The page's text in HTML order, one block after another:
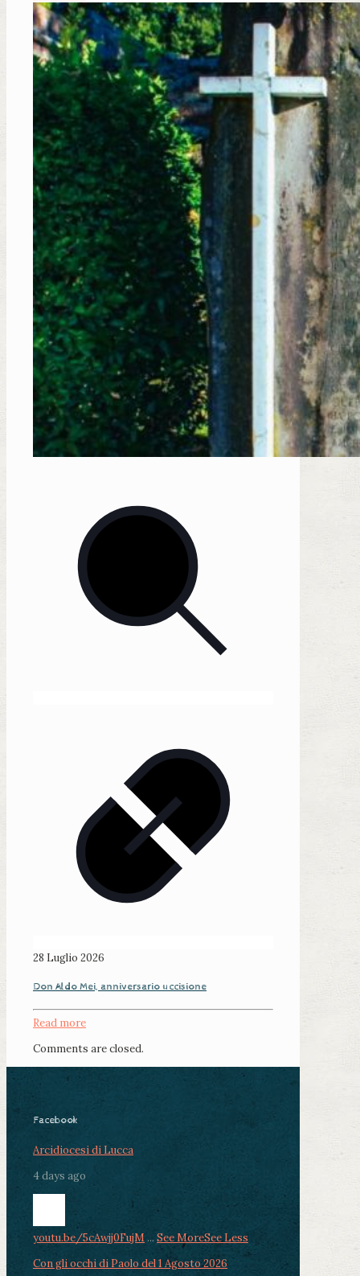
28 Luglio 2026
Don Aldo Mei, anniversario uccisione
Read more
Comments are closed.
Facebook
Arcidiocesi di Lucca
4 days ago
youtu.be/5cAwjj0FujM ... See MoreSee Less
Con gli occhi di Paolo del 1 Agosto 2026